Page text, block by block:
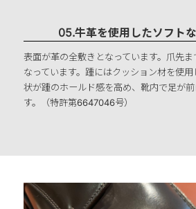
05.牛革を使用したソフト
表面が革の全敷きとなっています。爪先
なっています。踵にはクッション材を使
状が踵のホールド感を高め、靴内で足が
す。（特許第6647046号）